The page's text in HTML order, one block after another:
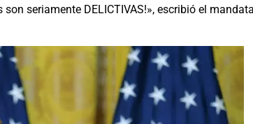
seriamente DELICTIVAS!», escribió el